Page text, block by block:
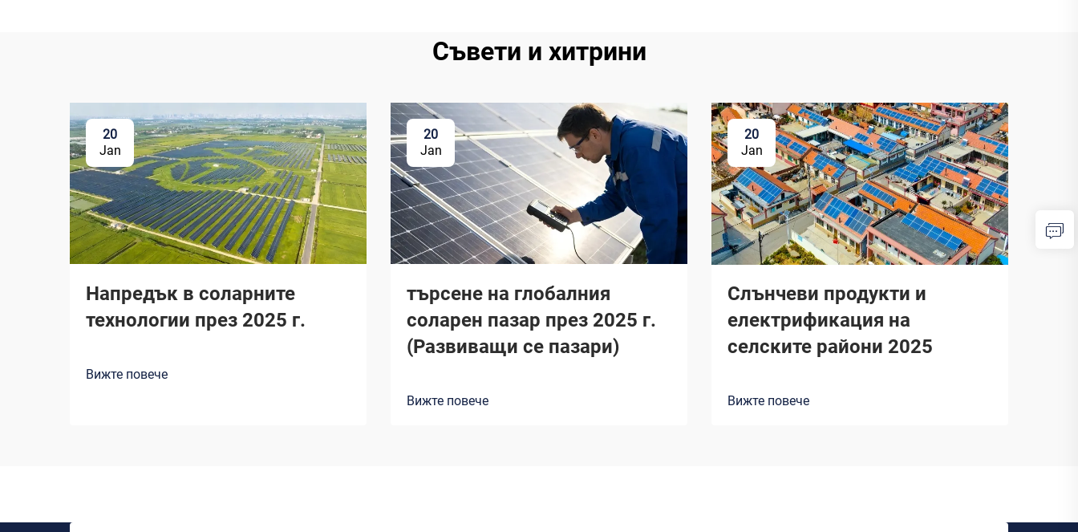
Съвети и хитрини
20
Jan
Напредък в соларните
технологии през 2025 г.
Вижте повече
20
Jan
търсене на глобалния
соларен пазар през 2025 г.
(Развиващи се пазари)
Вижте повече
20
Jan
Слънчеви продукти и
електрификация на
селските райони 2025
Вижте повече